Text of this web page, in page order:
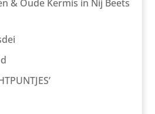
& Oude Kermis in Nij Beets